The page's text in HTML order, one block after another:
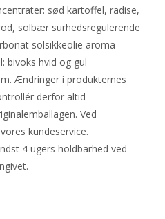
sød kartoffel, radise,
solbær surhedsregulerende
solsikkeolie aroma
bivoks hvid og gul
Ændringer i produkternes
derfor altid
Ved
kundeservice.
4 ugers holdbarhed ved